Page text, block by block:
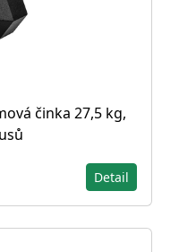
činka 27,5 kg,
Detail